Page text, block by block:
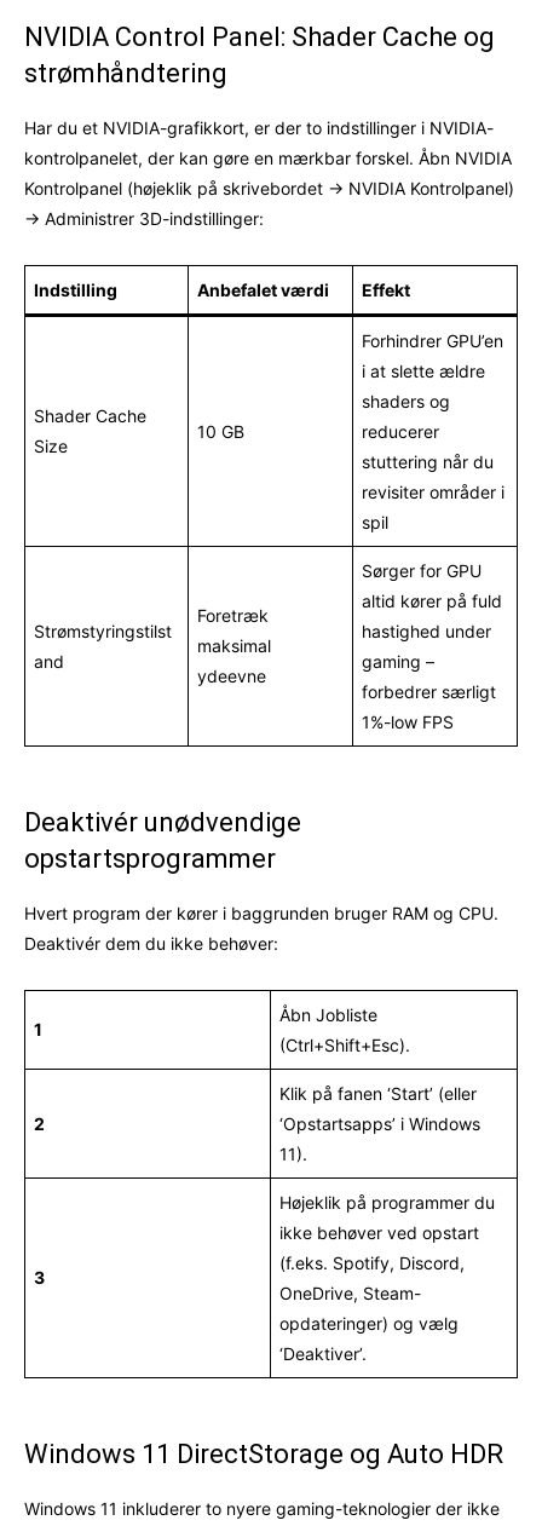
NVIDIA Control Panel: Shader Cache og
strømhåndtering
Har du et NVIDIA-grafikkort, er der to indstillinger i NVIDIA-
kontrolpanelet, der kan gøre en mærkbar forskel. Åbn NVIDIA
Kontrolpanel (højeklik på skrivebordet → NVIDIA Kontrolpanel)
→ Administrer 3D-indstillinger:
Indstilling Anbefalet værdi Effekt
Shader Cache
Size
10 GB
Forhindrer GPU’en
i at slette ældre
shaders og
reducerer
stuttering når du
revisiter områder i
spil
Strømstyringstilst
and
Foretræk
maksimal
ydeevne
Sørger for GPU
altid kører på fuld
hastighed under
gaming –
forbedrer særligt
1%-low FPS
Deaktivér unødvendige
opstartsprogrammer
Hvert program der kører i baggrunden bruger RAM og CPU.
Deaktivér dem du ikke behøver:
1
Åbn Jobliste
(Ctrl+Shift+Esc).
2
Klik på fanen ‘Start’ (eller
‘Opstartsapps’ i Windows
11).
3
Højeklik på programmer du
ikke behøver ved opstart
(f.eks. Spotify, Discord,
OneDrive, Steam-
opdateringer) og vælg
‘Deaktiver’.
Windows 11 DirectStorage og Auto HDR
Windows 11 inkluderer to nyere gaming-teknologier der ikke